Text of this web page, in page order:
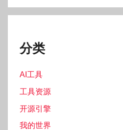
分类
AI工具
工具资源
开源引擎
我的世界